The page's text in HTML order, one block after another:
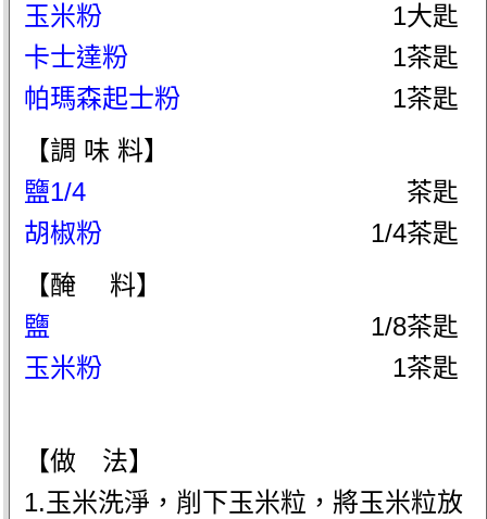
玉米粉
1大匙
卡士達粉
1茶匙
帕瑪森起士粉
1茶匙
【調 味 料】
鹽1/4
茶匙
胡椒粉
1/4茶匙
【醃 料】
鹽
1/8茶匙
玉米粉
1茶匙
【做 法】
1.玉米洗淨，削下玉米粒，將玉米粒放